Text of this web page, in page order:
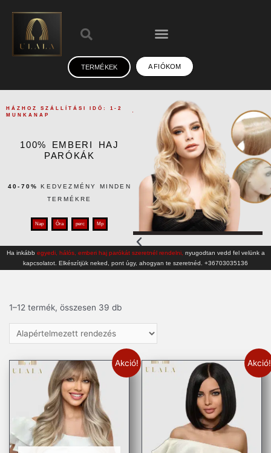
TERMÉKEK A FIÓKOM
HÁZHOZ SZÁLLÍTÁSI IDŐ: 1-2
MUNKANAP
100% EMBERI HAJ
PARÓKÁK
40-70%
KEDVEZMÉNY MINDEN
TERMÉKRE
Nap Óra perc Mp
Ha inkább egyedi, hálós, emberi haj parókát szeretnél rendelni, nyugodtan vedd fel velünk a
kapcsolatot. Elkészítjük neked, pont úgy, ahogyan te szeretnéd. +36703035136
1–12 termék, összesen 39 db
Akció! Akció!